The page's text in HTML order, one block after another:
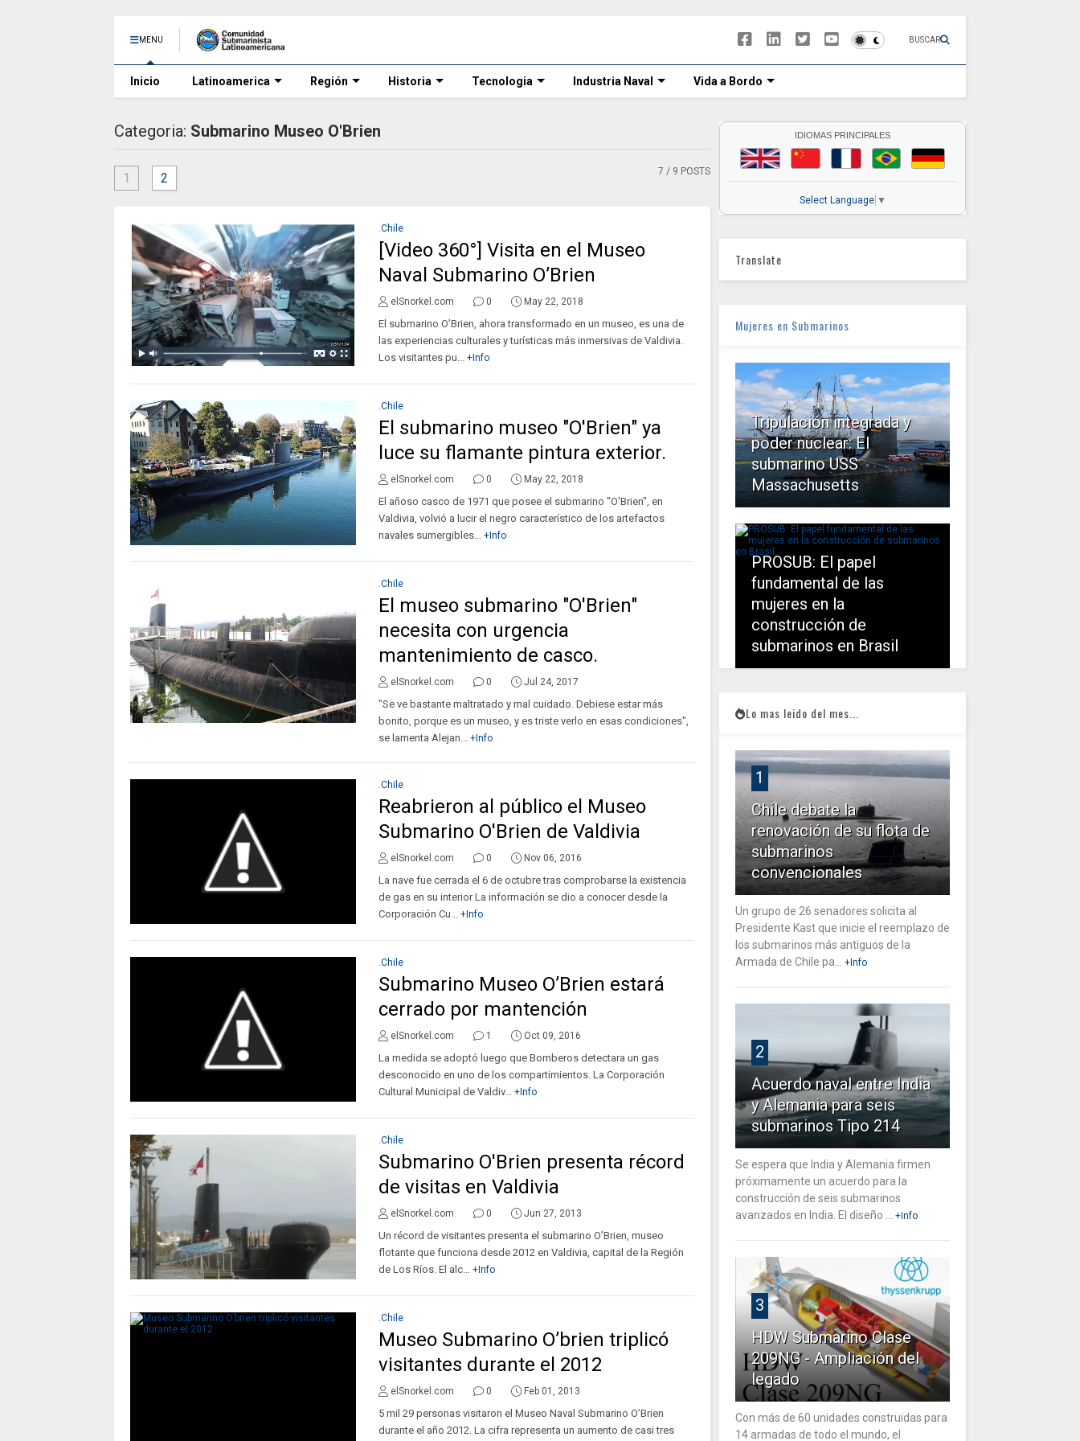
MENU BUSCAR
Inicio Latinoamerica Región Historia Tecnologia Industria Naval Vida a Bordo
Categoria: Submarino Museo O'Brien
1 2 7 / 9 POSTS
.Chile
[Video 360°] Visita en el Museo
Naval Submarino O’Brien
elSnorkel.com 0 May 22, 2018
El submarino O’Brien, ahora transformado en un museo, es una de
las experiencias culturales y turísticas más inmersivas de Valdivia.
Los visitantes pu... +Info
.Chile
El submarino museo "O'Brien" ya
luce su flamante pintura exterior.
elSnorkel.com 0 May 22, 2018
El añoso casco de 1971 que posee el submarino "O'Brien", en
Valdivia, volvió a lucir el negro característico de los artefactos
navales sumergibles... +Info
.Chile
El museo submarino "O'Brien"
necesita con urgencia
mantenimiento de casco.
elSnorkel.com 0 Jul 24, 2017
"Se ve bastante maltratado y mal cuidado. Debiese estar más
bonito, porque es un museo, y es triste verlo en esas condiciones",
se lamenta Alejan... +Info
.Chile
Reabrieron al público el Museo
Submarino O'Brien de Valdivia
elSnorkel.com 0 Nov 06, 2016
La nave fue cerrada el 6 de octubre tras comprobarse la existencia
de gas en su interior La información se dio a conocer desde la
Corporación Cu... +Info
.Chile
Submarino Museo O’Brien estará
cerrado por mantención
elSnorkel.com 1 Oct 09, 2016
La medida se adoptó luego que Bomberos detectara un gas
desconocido en uno de los compartimientos. La Corporación
Cultural Municipal de Valdiv... +Info
.Chile
Submarino O'Brien presenta récord
de visitas en Valdivia
elSnorkel.com 0 Jun 27, 2013
Un récord de visitantes presenta el submarino O’Brien, museo
flotante que funciona desde 2012 en Valdivia, capital de la Región
de Los Ríos. El alc... +Info
.Chile
Museo Submarino O’brien triplicó
visitantes durante el 2012
elSnorkel.com 0 Feb 01, 2013
5 mil 29 personas visitaron el Museo Naval Submarino O’Brien
durante el año 2012. La cifra representa un aumento de casi tres
IDIOMAS PRINCIPALES
Select Language ▼
Translate
Mujeres en Submarinos
Tripulación integrada y
poder nuclear: El
submarino USS
Massachusetts
PROSUB: El papel
fundamental de las
mujeres en la
construcción de
submarinos en Brasil
Lo mas leido del mes...
1
Chile debate la
renovación de su flota de
submarinos
convencionales
Un grupo de 26 senadores solicita al
Presidente Kast que inicie el reemplazo de
los submarinos más antiguos de la
Armada de Chile pa...
+Info
2
Acuerdo naval entre India
y Alemania para seis
submarinos Tipo 214
Se espera que India y Alemania firmen
próximamente un acuerdo para la
construcción de seis submarinos
avanzados en India. El diseño ...
+Info
3
HDW Submarino Clase
209NG - Ampliación del
legado
Con más de 60 unidades construidas para
14 armadas de todo el mundo, el